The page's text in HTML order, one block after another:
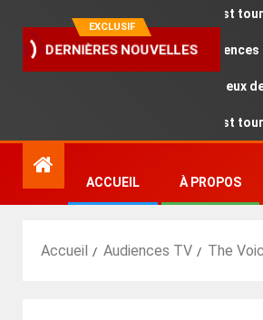
EXCLUSIF
DERNIÈRES NOUVELLES
Où est
Audiences TV
Ces jeux de
Où est
ACCUEIL À PROPOS
Accueil Audiences TV The